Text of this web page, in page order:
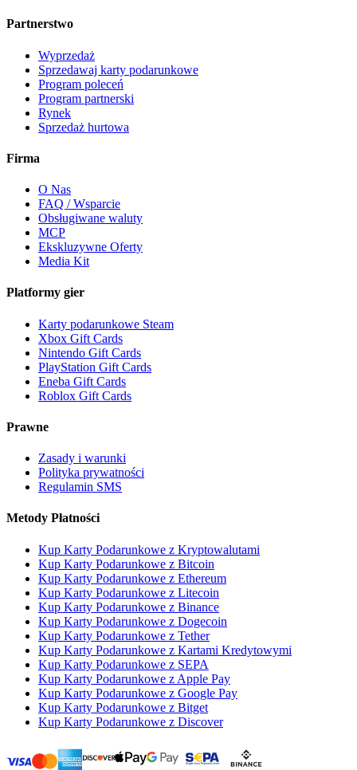
Partnerstwo
Wyprzedaż
Sprzedawaj karty podarunkowe
Program poleceń
Program partnerski
Rynek
Sprzedaż hurtowa
Firma
O Nas
FAQ / Wsparcie
Obsługiwane waluty
MCP
Ekskluzywne Oferty
Media Kit
Platformy gier
Karty podarunkowe Steam
Xbox Gift Cards
Nintendo Gift Cards
PlayStation Gift Cards
Eneba Gift Cards
Roblox Gift Cards
Prawne
Zasady i warunki
Polityka prywatności
Regulamin SMS
Metody Płatności
Kup Karty Podarunkowe z Kryptowalutami
Kup Karty Podarunkowe z Bitcoin
Kup Karty Podarunkowe z Ethereum
Kup Karty Podarunkowe z Litecoin
Kup Karty Podarunkowe z Binance
Kup Karty Podarunkowe z Dogecoin
Kup Karty Podarunkowe z Tether
Kup Karty Podarunkowe z Kartami Kredytowymi
Kup Karty Podarunkowe z SEPA
Kup Karty Podarunkowe z Apple Pay
Kup Karty Podarunkowe z Google Pay
Kup Karty Podarunkowe z Bitget
Kup Karty Podarunkowe z Discover